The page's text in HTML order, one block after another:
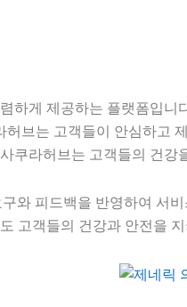
하게 제공하는 플랫폼입
브는 고객들이 안심하고
쿠라허브는 고객들의 건강
와 피드백을 반영하여 서
고객들의 건강과 안전을